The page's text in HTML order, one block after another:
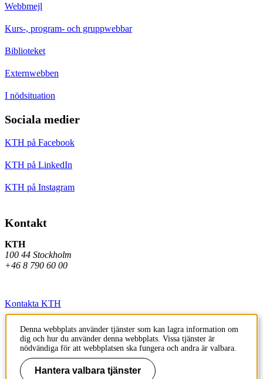
Webbmejl
Kurs-, program- och gruppwebbar
Biblioteket
Externwebben
I nödsituation
Sociala medier
KTH på Facebook
KTH på LinkedIn
KTH på Instagram
Kontakt
KTH
100 44 Stockholm
+46 8 790 60 00
Kontakta KTH
Jobba på KTH
Press och media
Faktura och betalning KTH
Denna webbplats använder tjänster som kan lagra information om
dig och hur du använder denna webbplats. Vissa tjänster är
nödvändiga för att webbplatsen ska fungera och andra är valbara.
Hantera valbara tjänster